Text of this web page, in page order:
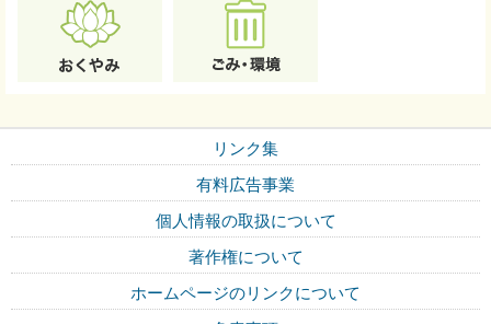
リンク集
有料広告事業
個人情報の取扱について
著作権について
ホームページのリンクについて